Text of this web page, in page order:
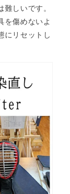
しいです。
を傷めないよ
にリセットし